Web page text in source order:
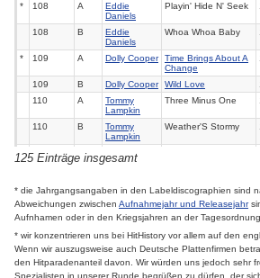
*
108 A
Eddie
Daniels
Playin' Hide N' Seek
108 B
Eddie
Daniels
Whoa Whoa Baby
* 109 A Dolly Cooper
Time Brings About A
Change
109 B Dolly Cooper Wild Love
110
A
Tommy
Lampkin
Three Minus One
110 B
Tommy
Lampkin
Weather'S Stormy
111 Ray Agee
112
Tempo-
Mentals
Burning Desire
Tempo-
Mentals
Dearest
113 A Ted Taylor Days Are Dark
*
113 B Ted Taylor Everywhere I Go
114
Beautiful City
125 Einträge insgesamt
* die Jahrgangsangaben in den Labeldiscographien sind
Abweichungen zwischen Aufnahmejahr und Releasejahr
Aufnhamen oder in den Kriegsjahren an der
* wir konzentrieren uns bei HitHistory vor allem auf den
Wenn wir auszugsweise auch Deutsche Plattenfirmen
den Hitparadenanteil davon. Wir würden uns jedoch sehr